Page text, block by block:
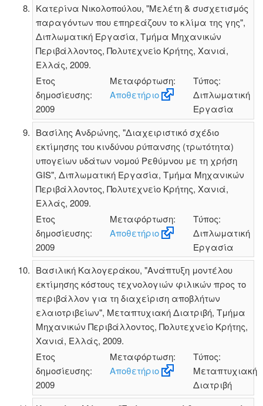
Κατερίνα Νικολοπούλου, "Μελέτη & συσχετισμός
παραγόντων που επηρεάζουν το κλίμα της γης",
Διπλωματική Εργασία, Τμήμα Μηχανικών
Περιβάλλοντος, Πολυτεχνείο Κρήτης, Χανιά,
Ελλάς, 2009.
Έτος
δημοσίευσης:
2009
Μεταφόρτωση:
Αποθετήριο
Τύπος:
Διπλωματική
Εργασία
Βασίλης Ανδρώνης, "Διαχειριστικό σχέδιο
εκτίμησης του κινδύνου ρύπανσης (τρωτότητα)
υπογείων υδάτων νομού Ρεθύμνου με τη χρήση
GIS", Διπλωματική Εργασία, Τμήμα Μηχανικών
Περιβάλλοντος, Πολυτεχνείο Κρήτης, Χανιά,
Ελλάς, 2009.
Έτος
δημοσίευσης:
2009
Μεταφόρτωση:
Αποθετήριο
Τύπος:
Διπλωματική
Εργασία
Βασιλική Καλογεράκου, "Ανάπτυξη μοντέλου
εκτίμησης κόστους τεχνολογιών φιλικών προς το
περιβάλλον για τη διαχείριση αποβλήτων
ελαιοτριβείων", Μεταπτυχιακή Διατριβή, Τμήμα
Μηχανικών Περιβάλλοντος, Πολυτεχνείο Κρήτης,
Χανιά, Ελλάς, 2009.
Έτος
δημοσίευσης:
2009
Μεταφόρτωση:
Αποθετήριο
Τύπος:
Μεταπτυχιακή
Διατριβή